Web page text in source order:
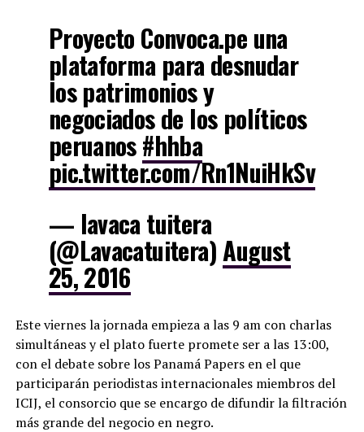
Proyecto Convoca.pe una
plataforma para desnudar
los patrimonios y
negociados de los políticos
peruanos#hhba
pic.twitter.com/Rn1NuiHkSv
— lavaca tuitera
(@Lavacatuitera) August
25, 2016
Este viernes la jornada empieza a las 9 am con charlas
simultáneas y el plato fuerte promete ser a las 13:00,
con el debate sobre los Panamá Papers en el que
participarán periodistas internacionales miembros del
ICIJ, el consorcio que se encargo de difundir la filtración
más grande del negocio en negro.